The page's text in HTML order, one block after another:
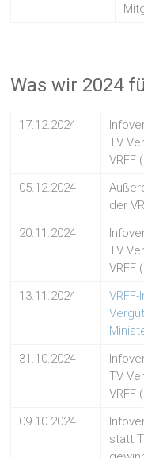
Was wir 2024
17.12.2024
TV
VRFF
05.12.2024
der
20.11.2024
TV
VRFF
13.11.2024
31.10.2024
TV
VRFF
09.10.2024
statt